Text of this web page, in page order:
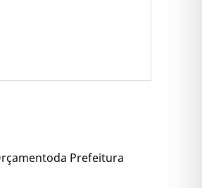
Prefeitura